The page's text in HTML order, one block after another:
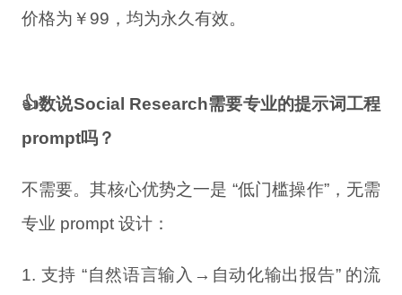
价格为￥99，均为永久有效。
👍数说Social Research需要专业的提示词工程
prompt吗？
不需要。其核心优势之一是 “低门槛操作”，无需
专业 prompt 设计：
1. 支持 “自然语言输入→自动化输出报告” 的流